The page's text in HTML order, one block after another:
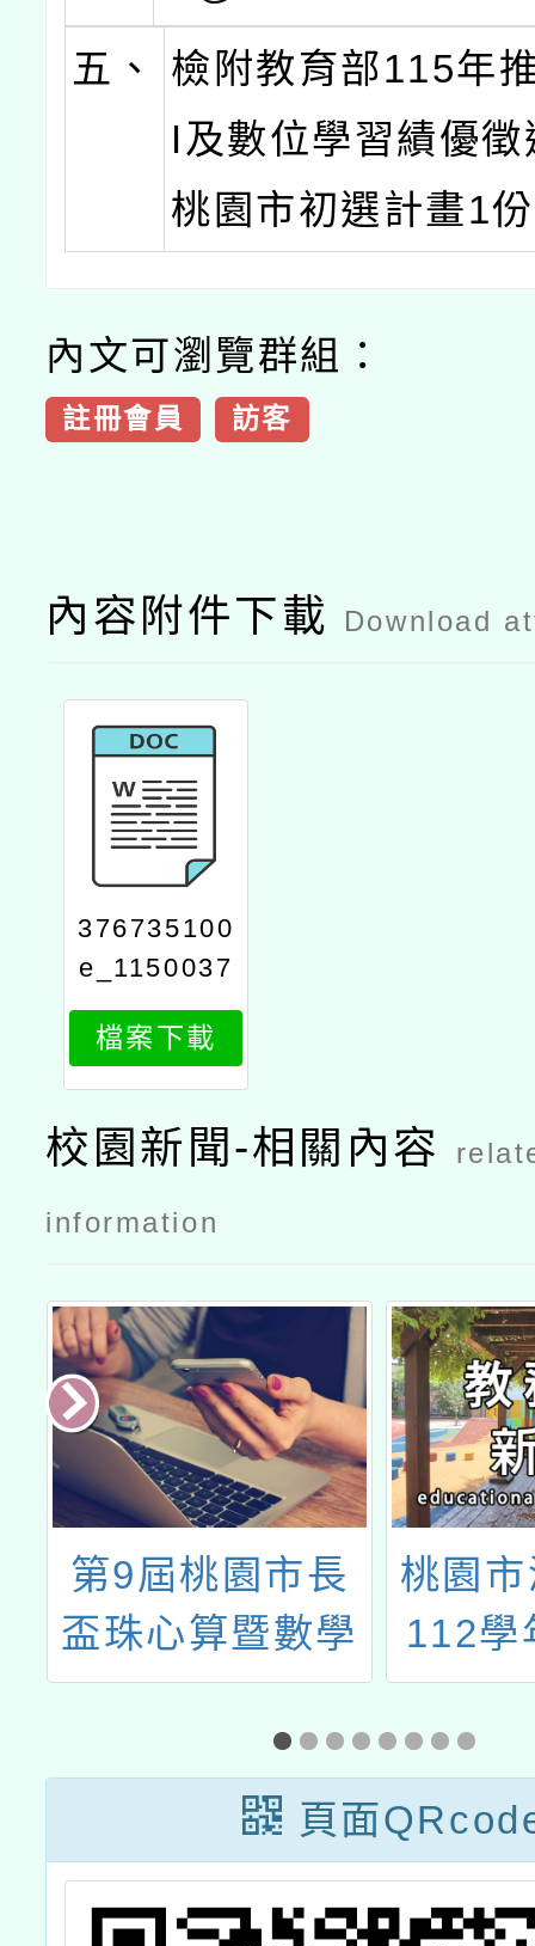
五、
檢附教育部115年
I及數位學習績優
桃園市初選計畫1
內文可瀏覽群組：
註冊會員 訪客
內容附件下載 Download
376735100
e_1150037
579_attach
1
檔案下載
校園新聞-相關內容
information
第9屆桃園市長
盃珠心算暨數學
公開邀請賽
桃園
112學
編班
作業
頁面